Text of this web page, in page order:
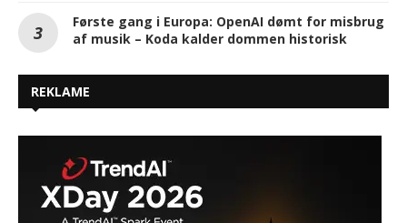
Første gang i Europa: OpenAI dømt for misbrug
af musik – Koda kalder dommen historisk
REKLAME